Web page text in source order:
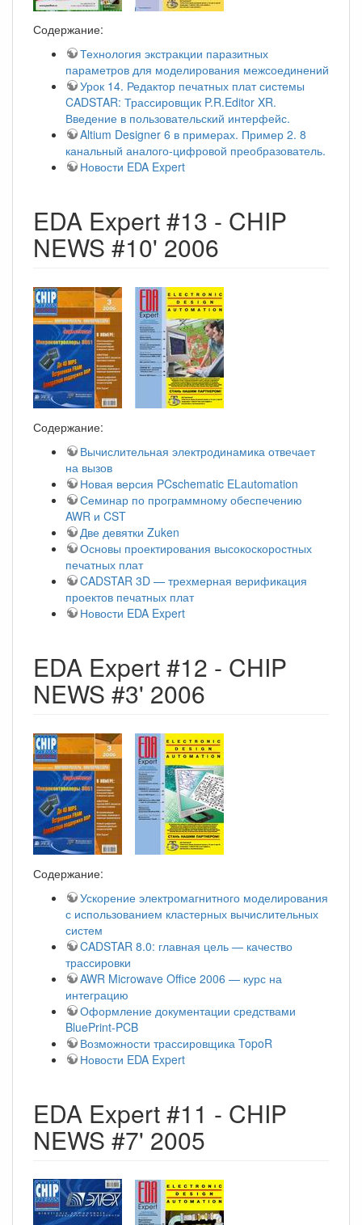
Содержание:
Технология экстракции паразитных
параметров для моделирования межсоединений
Урок 14. Редактор печатных плат системы
CADSTAR: Трассировщик P.R.Editor XR.
Введение в пользовательский интерфейс.
Altium Designer 6 в примерах. Пример 2. 8
канальный аналого-цифровой преобразователь.
Новости EDA Expert
EDA Expert #13 - CHIP
NEWS #10' 2006
Содержание:
Вычислительная электродинамика отвечает
на вызов
Новая версия PCschematic ELautomation
Семинар по программному обеспечению
AWR и CST
Две девятки Zuken
Основы проектирования высокоскоростных
печатных плат
CADSTAR 3D — трехмерная верификация
проектов печатных плат
Новости EDA Expert
EDA Expert #12 - CHIP
NEWS #3' 2006
Содержание:
Ускорение электромагнитного моделирования
с использованием кластерных вычислительных
систем
CADSTAR 8.0: главная цель — качество
трассировки
AWR Microwave Office 2006 — курс на
интеграцию
Оформление документации средствами
BluePrint-PCB
Возможности трассировщика TopoR
Новости EDA Expert
EDA Expert #11 - CHIP
NEWS #7' 2005